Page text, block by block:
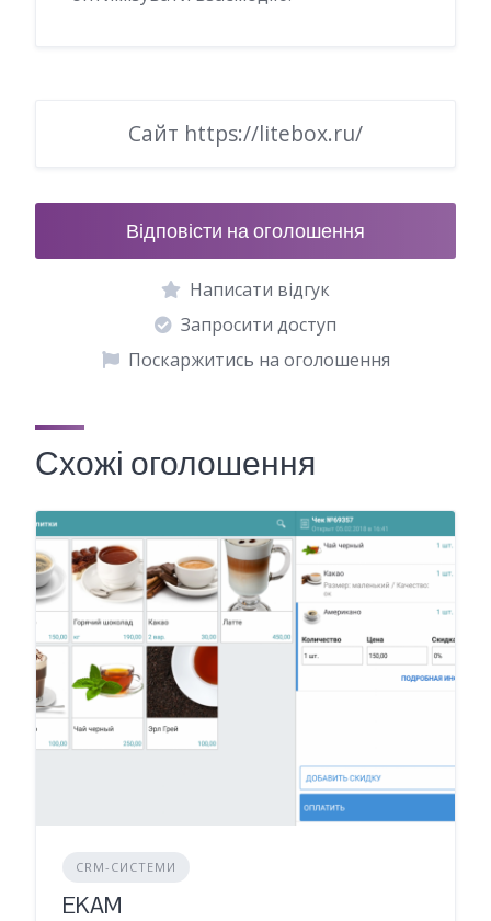
Сайт https://litebox.ru/
Відповісти на оголошення
Написати відгук
Запросити доступ
Поскаржитись на оголошення
Схожі оголошення
CRM-СИСТЕМИ
EKAM